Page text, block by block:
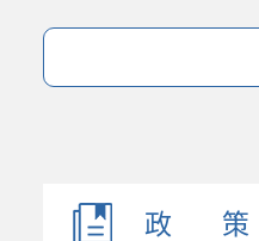
政 策